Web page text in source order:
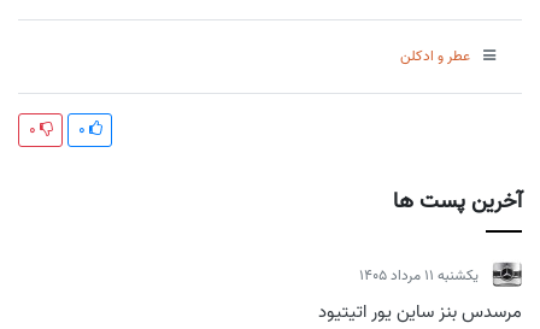
آخرین پست ها
يكشنبه 11 مرداد 1405
مرسدس بنز ساین یور اتیتیود
عطر و ادکلن